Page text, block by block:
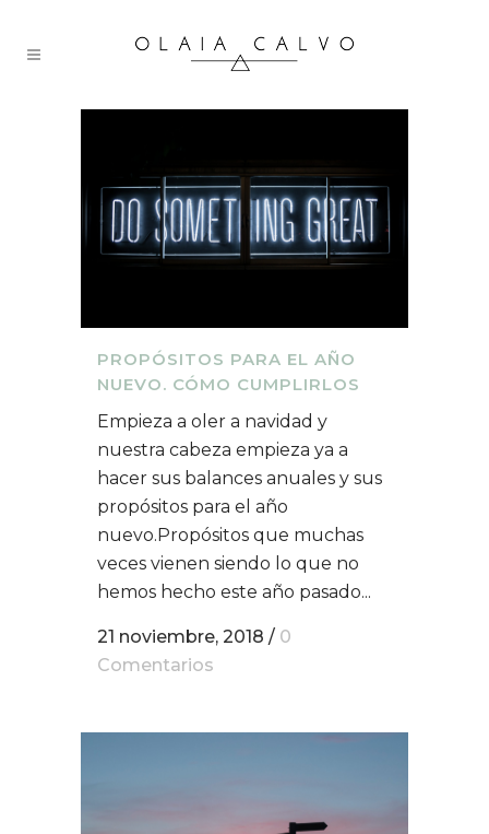
PROPÓSITOS PARA EL AÑO
NUEVO. CÓMO CUMPLIRLOS
Empieza a oler a navidad y
nuestra cabeza empieza ya a
hacer sus balances anuales y sus
propósitos para el año
nuevo.Propósitos que muchas
veces vienen siendo lo que no
hemos hecho este año pasado...
21 noviembre, 2018 / 0
Comentarios